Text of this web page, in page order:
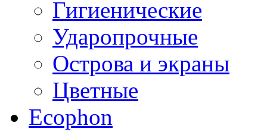
Гигиенические
Ударопрочные
Острова и экраны
Цветные
Ecophon